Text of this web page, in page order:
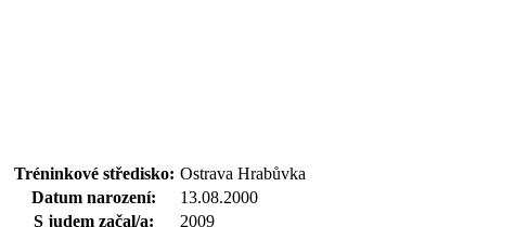
Tréninkové středisko: Ostrava Hrabůvka
Datum narození:
13.08.2000
S judem začal/a:
2009